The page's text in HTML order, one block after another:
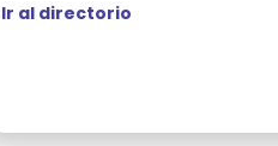
Ir al directorio